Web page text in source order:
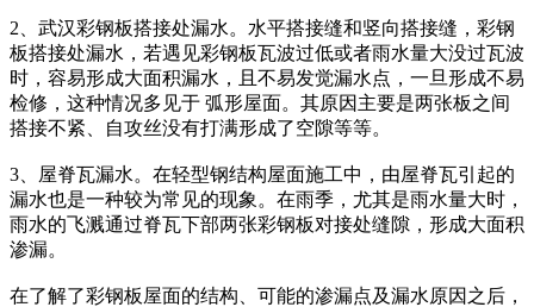
2、武汉彩钢板搭接处漏水。水平搭接缝和竖向搭接缝，彩钢
板搭接处漏水，若遇见彩钢板瓦波过低或者雨水量大没过瓦波
时，容易形成大面积漏水，且不易发觉漏水点，一旦形成不易
检修，这种情况多见于 弧形屋面。其原因主要是两张板之间
搭接不紧、自攻丝没有打满形成了空隙等等。
3、屋脊瓦漏水。在轻型钢结构屋面施工中，由屋脊瓦引起的
漏水也是一种较为常见的现象。在雨季，尤其是雨水量大时，
雨水的飞溅通过脊瓦下部两张彩钢板对接处缝隙，形成大面积
渗漏。
在了解了彩钢板屋面的结构、可能的渗漏点及漏水原因之后，